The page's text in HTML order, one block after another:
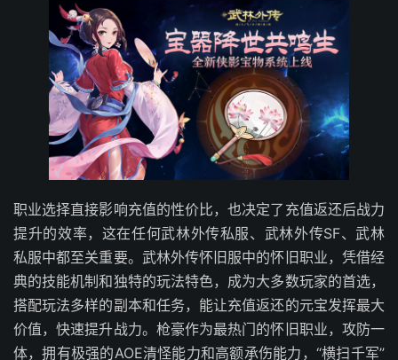
职业选择直接影响充值的性价比，也决定了充值返还后战力
提升的效率，这在任何武林外传私服、武林外传SF、武林
私服中都至关重要。武林外传怀旧服中的怀旧职业，凭借经
典的技能机制和独特的玩法特色，成为大多数玩家的首选，
搭配玩法多样的副本和任务，能让充值返还的元宝发挥最大
价值，快速提升战力。枪豪作为最热门的怀旧职业，攻防一
体，拥有极强的AOE清怪能力和高额承伤能力，“横扫千军”